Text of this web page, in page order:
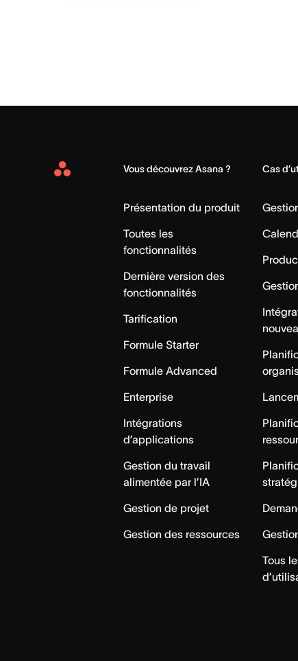
Asana
Vous découvrez Asana ?
Présentation du produit
Toutes les
fonctionnalités
Dernière version des
fonctionnalités
Tarification
Formule Starter
Formule Advanced
Enterprise
Intégrations
d’applications
Gestion du travail
alimentée par l’IA
Gestion de projet
Gestion des ressources
Cas
Tous